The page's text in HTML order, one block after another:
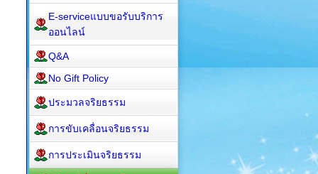
E-serviceแบบขอรับบริการ
ออนไลน์
Q&A
No Gift Policy
ประมวลจริยธรรม
การขับเคลื่อนจริยธรรม
การประเมินจริยธรรม